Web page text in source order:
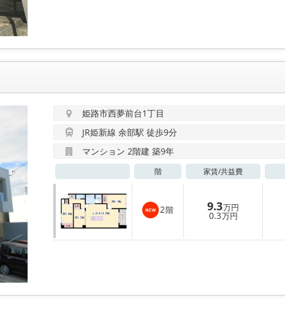
姫路市西夢前台1丁目
JR姫新線 余部駅 徒歩9分
マンション 2階建 築9年
階 家賃/共益費
2階 9.3万円
0.3万円